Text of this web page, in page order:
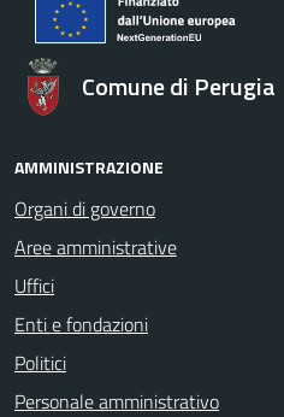
Comune di Perugia
AMMINISTRAZIONE
Organi di governo
Aree amministrative
Uffici
Enti e fondazioni
Politici
Personale amministrativo